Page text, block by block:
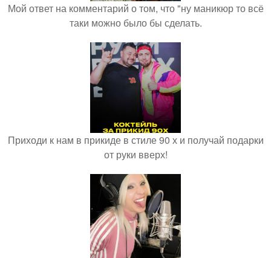
Мой ответ на комментарий о том, что "ну маникюр то всё
таки можно было бы сделать.
Приходи к нам в прикиде в стиле 90 х и получай подарки
от руки вверх!